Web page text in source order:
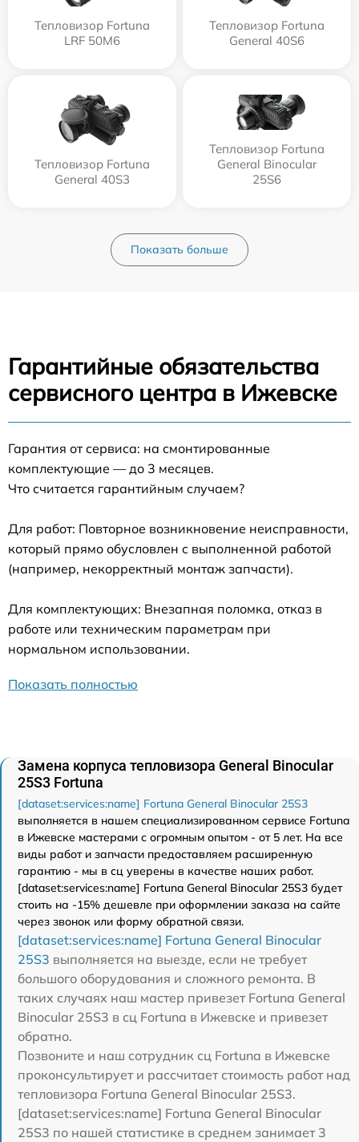
Тепловизор Fortuna
LRF 50M6
Тепловизор Fortuna
General 40S6
Тепловизор Fortuna
General 40S3
Тепловизор Fortuna
General Binocular
25S6
Показать больше
Гарантийные обязательства
сервисного центра в Ижевске
Гарантия от сервиса: на смонтированные
комплектующие — до 3 месяцев.
Что считается гарантийным случаем?
Для работ: Повторное возникновение неисправности,
который прямо обусловлен с выполненной работой
(например, некорректный монтаж запчасти).
Для комплектующих: Внезапная поломка, отказ в
работе или техническим параметрам при
нормальном использовании.
Показать полностью
Замена корпуса тепловизора General Binocular
25S3 Fortuna
[dataset:services:name] Fortuna General Binocular 25S3
выполняется в нашем специализированном сервисе Fortuna
в Ижевске мастерами с огромным опытом - от 5 лет. На все
виды работ и запчасти предоставляем расширенную
гарантию - мы в сц уверены в качестве наших работ.
[dataset:services:name] Fortuna General Binocular 25S3 будет
стоить на -15% дешевле при оформлении заказа на сайте
через звонок или форму обратной связи.
[dataset:services:name] Fortuna General Binocular
25S3 выполняется на выезде, если не требует
большого оборудования и сложного ремонта. В
таких случаях наш мастер привезет Fortuna General
Binocular 25S3 в сц Fortuna в Ижевске и привезет
обратно.
Позвоните и наш сотрудник сц Fortuna в Ижевске
проконсультирует и рассчитает стоимость работ над
тепловизора Fortuna General Binocular 25S3.
[dataset:services:name] Fortuna General Binocular
25S3 по нашей статистике в среднем занимает 3